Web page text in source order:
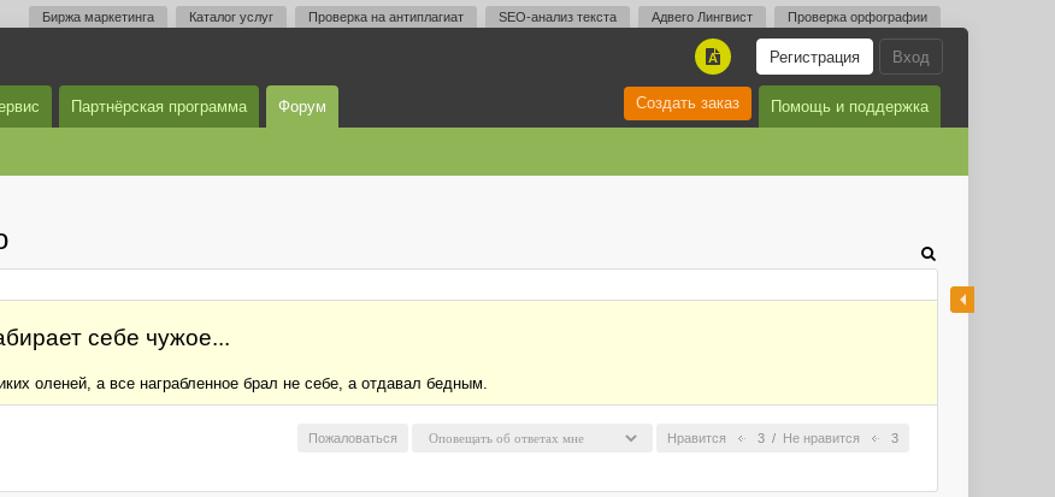
Биржа маркетинга Каталог услуг Проверка на антиплагиат SEO-анализ текста Адвего Лингвист Проверка орфографии
Вход
Регистрация
A
Партнёрская программа Форум Помощь и поддержка
Создать заказ
себе чужое...
оленей, а все награбленное брал не себе, а отдавал бедным.
Нравится 3 / Не нравится 3
Пожаловаться